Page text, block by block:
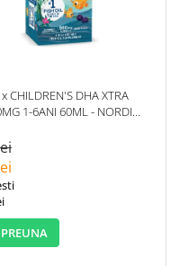
CHILDREN'S DHA XTRA
1-6ANI 60ML - NORDIC